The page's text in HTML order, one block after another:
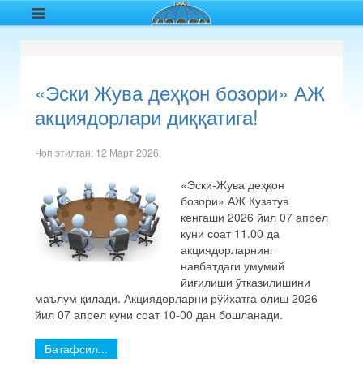
«Эски Жува деҳқон бозори» АЖ
акциядорлари диққатига!
Чоп этилган: 12 Март 2026
«Эски-Жува деҳқон
бозори» АЖ Кузатув
кенгаши 2026 йил 07 апрел
куни соат 11.00 да
акциядорларнинг
навбатдаги умумий
йиғилиши ўтказилишини
маълум қилади. Акциядорларни рўйхатга олиш 2026
йил 07 апрел куни соат 10-00 дан бошланади.
Батафсил...